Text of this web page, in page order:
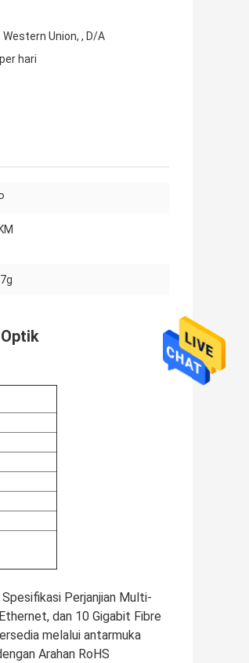
Western Union, , D/A
hari
Perjanjian Multi-
dan 10 Gigabit Fibre
melalui antarmuka
Arahan RoHS